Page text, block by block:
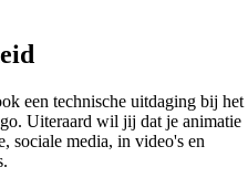
een technische uitdaging bij het
Uiteraard wil jij dat je animatie
sociale media, in video's en